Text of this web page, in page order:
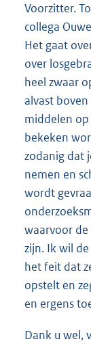
Voorzitter.
collega
Het gaat
over
heel zwaar
alvast
middelen
bekeken
zodanig dat
nemen en
wordt
waarvoor
zijn. Ik wil
het feit dat
opstelt en
en ergens
Dank u wel,